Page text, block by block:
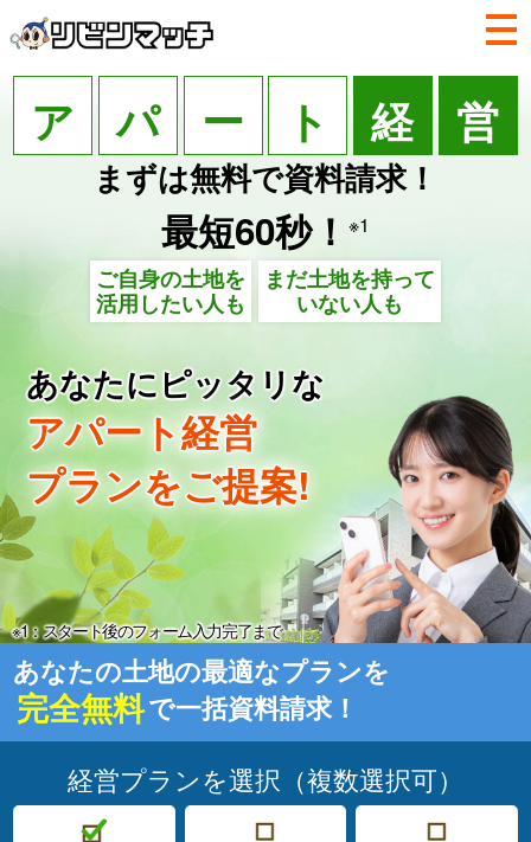
ア パ ー ト 経 営
まずは無料で資料請求！
最短60秒！ ※1
ご自身の土地を
活用したい人も
まだ土地を持って
いない人も
あなたにピッタリな
アパート経営
プランをご提案!
※1：スタート後のフォーム入力完了まで
あなたの土地の最適なプランを
完全無料で一括資料請求！
経営プランを選択（複数選択可）